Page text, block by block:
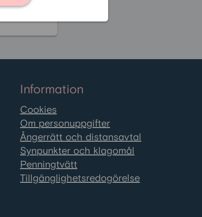
Information
Cookies
Om personuppgifter
Ångerrätt och distansavtal
Synpunkter och klagomål
Penningtvätt
Tillgänglighetsredogörelse